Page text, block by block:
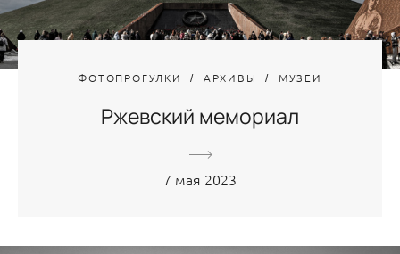
ФОТОПРОГУЛКИ АРХИВЫ МУЗЕИ
Ржевский мемориал
7 мая 2023